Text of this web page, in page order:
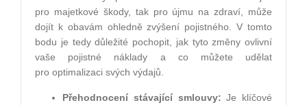
pro majetkové škody, tak pro újmu na zdraví, může
dojít k obavám ohledně zvýšení pojistného. V tomto
bodu je tedy důležité pochopit, jak tyto změny ovlivní
vaše pojistné náklady a co můžete udělat
pro optimalizaci svých výdajů.
Přehodnocení stávající smlouvy: Je klíčové